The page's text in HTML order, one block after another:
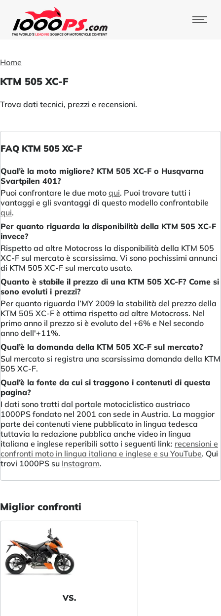
Home
KTM 505 XC-F
Trova dati tecnici, prezzi e recensioni.
FAQ KTM 505 XC-F
Qual’è la moto migliore? KTM 505 XC-F o Husqvarna
Svartpilen 401?
Puoi confrontare le due moto qui. Puoi trovare tutti i
vantaggi e gli svantaggi di questo modello confrontabile
qui.
Per quanto riguarda la disponibilità della KTM 505 XC-F
invece?
Rispetto ad altre Motocross la disponibilità della KTM 505
XC-F sul mercato è scarsissima. Vi sono pochissimi annunci
di KTM 505 XC-F sul mercato usato.
Quanto è stabile il prezzo di una KTM 505 XC-F? Come si
sono evoluti i prezzi?
Per quanto riguarda l’MY 2009 la stabilità del prezzo della
KTM 505 XC-F è ottima rispetto ad altre Motocross. Nel
primo anno il prezzo si è evoluto del +6% e Nel secondo
anno dell'+11%.
Qual’è la domanda della KTM 505 XC-F sul mercato?
Sul mercato si registra una scarsissima domanda della KTM
505 XC-F.
Qual’è la fonte da cui si traggono i contenuti di questa
pagina?
I dati sono tratti dal portale motociclistico austriaco
1000PS fondato nel 2001 con sede in Austria. La maggior
parte dei contenuti viene pubblicato in lingua tedesca
tuttavia la redazione pubblica anche video in lingua
italiana e inglese reperibili sotto i seguenti link: recensioni e
confronti moto in lingua italiana e inglese e su YouTube. Qui
trovi 1000PS su Instagram.
Miglior confronti
VS.